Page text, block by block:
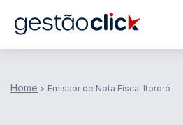
Home > Emissor de Nota Fiscal Itororó